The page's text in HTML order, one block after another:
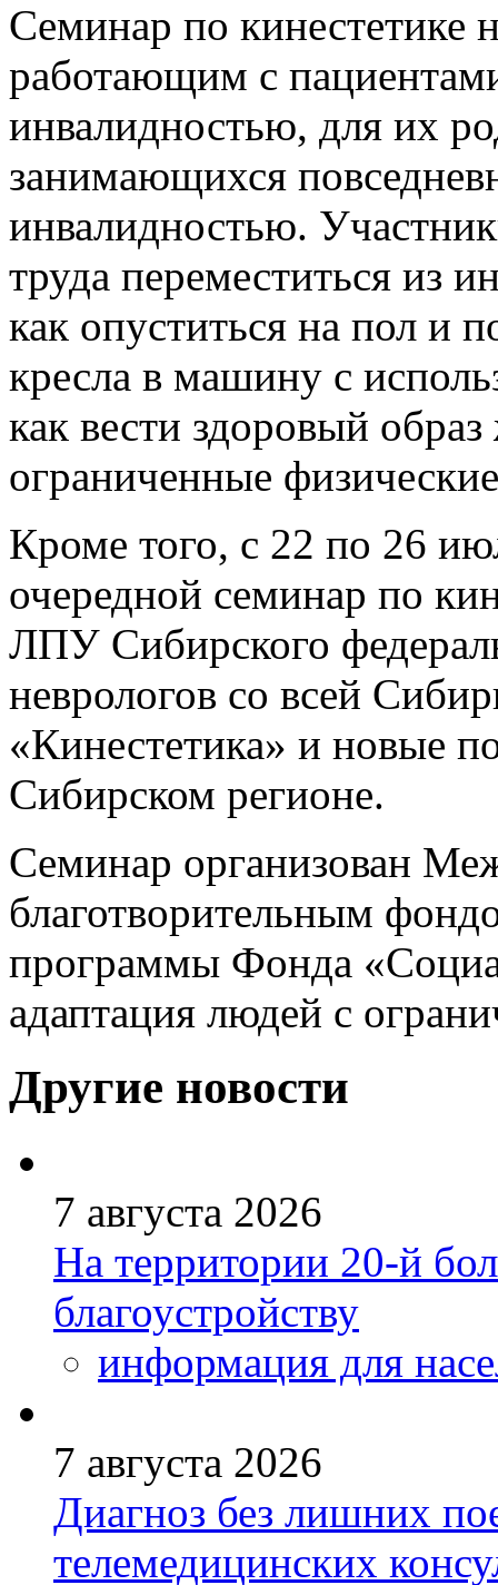
Семинар по кинестетике
работающим с
инвалидностью, для их
занимающихся
инвалидностью.
труда переместиться из
как опуститься на пол и
кресла в машину с
как вести здоровый
ограниченные
Кроме того, с 22 по 26
очередной семинар по
ЛПУ Сибирского
неврологов со всей
«Кинестетика» и новые
Сибирском регионе.
Семинар организован
благотворительным
программы Фонда
адаптация людей с
Другие новости
7 августа 2026
На территории 20-й
благоустройству
информация для
7 августа 2026
Диагноз без лишних
телемедицинских